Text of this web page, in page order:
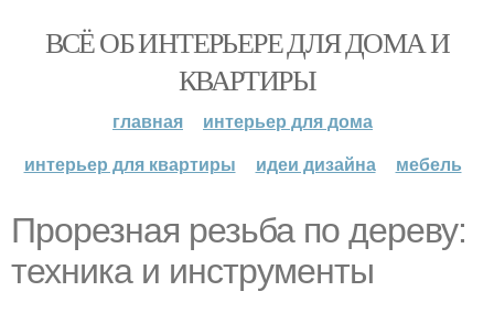
ВСЁ ОБ ИНТЕРЬЕРЕ ДЛЯ ДОМА И
КВАРТИРЫ
главная
интерьер для дома
интерьер для квартиры
идеи дизайна мебель
Прорезная резьба по дереву:
техника и инструменты